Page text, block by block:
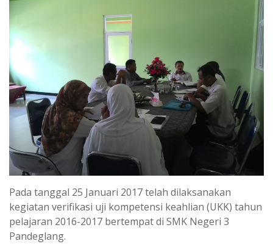
Pada tanggal 25 Januari 2017 telah dilaksanakan
kegiatan verifikasi uji kompetensi keahlian (UKK) tahun
pelajaran 2016-2017 bertempat di SMK Negeri 3
Pandeglang.